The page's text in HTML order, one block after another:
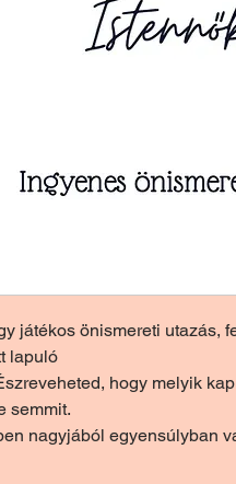
játékos önismereti utazás,
lapuló
hogy melyik
semmit.
nagyjából egyensúlyban